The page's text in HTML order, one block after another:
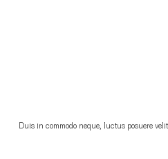
Duis in commodo neque, luctus posuere velit